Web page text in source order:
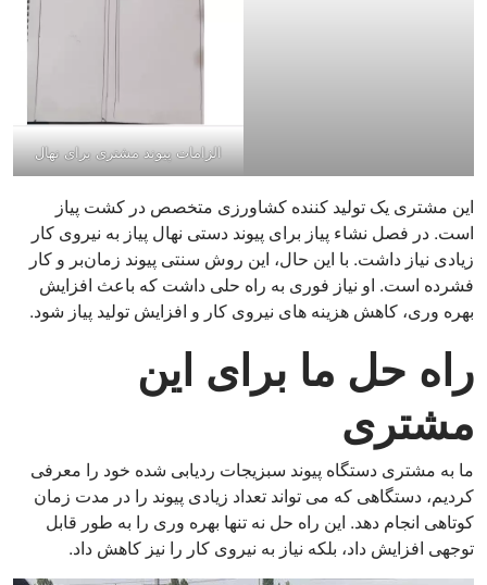
الزامات پیوند مشتری برای نهال
این مشتری یک تولید کننده کشاورزی متخصص در کشت پیاز
است. در فصل نشاء پیاز برای پیوند دستی نهال پیاز به نیروی کار
زیادی نیاز داشت. با این حال، این روش سنتی پیوند زمان‌بر و کار
فشرده است. او نیاز فوری به راه حلی داشت که باعث افزایش
بهره وری، کاهش هزینه های نیروی کار و افزایش تولید پیاز شود.
راه حل ما برای این
مشتری
ما به مشتری دستگاه پیوند سبزیجات ردیابی شده خود را معرفی
کردیم، دستگاهی که می تواند تعداد زیادی پیوند را در مدت زمان
کوتاهی انجام دهد. این راه حل نه تنها بهره وری را به طور قابل
توجهی افزایش داد، بلکه نیاز به نیروی کار را نیز کاهش داد.